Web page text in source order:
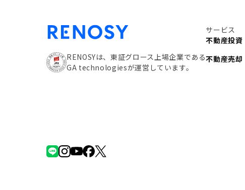
RENOSYは、東証グロース上場企業である
GA technologiesが運営しています。
サービス
不動産投資
不動産売却